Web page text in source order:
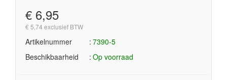
€ 6,95
€ 5,74 exclusief BTW
Artikelnummer
7390-5
Beschikbaarheid
Op voorraad